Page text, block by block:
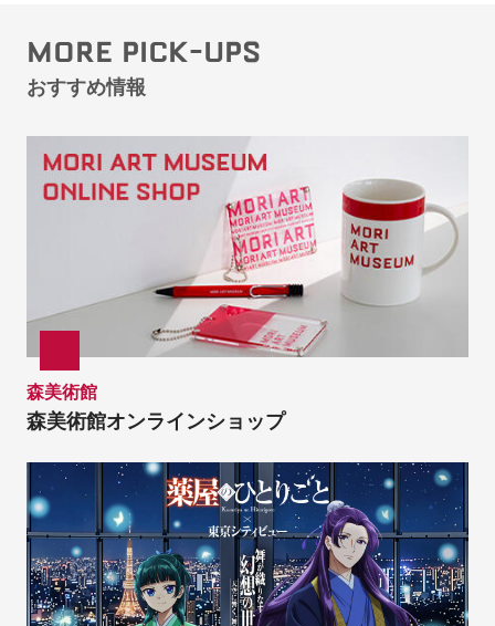
MORE PICK-UPS
おすすめ情報
森美術館
森美術館オンラインショップ